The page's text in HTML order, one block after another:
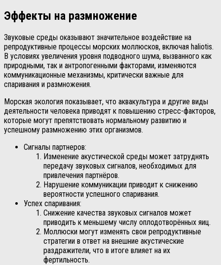
Эффекты на размножение
Звуковые среды оказывают значительное воздействие на
репродуктивные процессы морских моллюсков, включая haliotis.
В условиях увеличения уровня подводного шума, вызванного как
природными, так и антропогенными факторами, изменяются
коммуникационные механизмы, критически важные для
спаривания и размножения.
Морская экология показывает, что аквакультура и другие виды
деятельности человека приводят к повышению стресс-факторов,
которые могут препятствовать нормальному развитию и
успешному размножению этих организмов.
Сигналы партнеров:
Изменение акустической среды может затруднять
передачу звуковых сигналов, необходимых для
привлечения партнёров.
Нарушение коммуникации приводит к снижению
вероятности успешного спаривания.
Успех спаривания:
Снижение качества звуковых сигналов может
приводить к меньшему числу оплодотворённых яиц.
Моллюски могут изменять свои репродуктивные
стратегии в ответ на внешние акустические
раздражители, что в итоге влияет на их
фертильность.